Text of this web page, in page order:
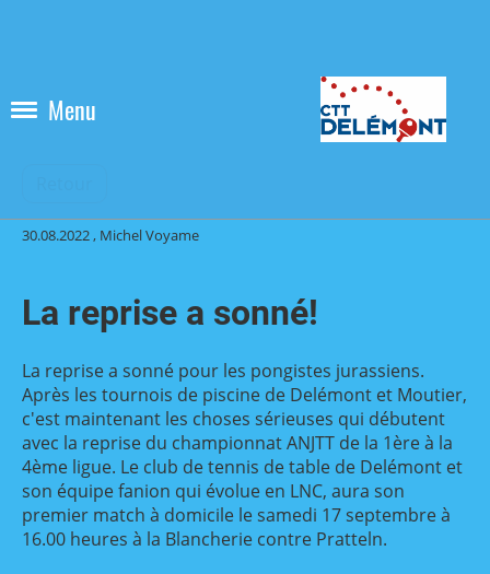
Menu
30.08.2022, Michel Voyame
La reprise a sonné!
La reprise a sonné pour les pongistes jurassiens.
Après les tournois de piscine de Delémont et Moutier,
c'est maintenant les choses sérieuses qui débutent
avec la reprise du championnat ANJTT de la 1ère à la
4ème ligue. Le club de tennis de table de Delémont et
son équipe fanion qui évolue en LNC, aura son
premier match à domicile le samedi 17 septembre à
16.00 heures à la Blancherie contre Pratteln.